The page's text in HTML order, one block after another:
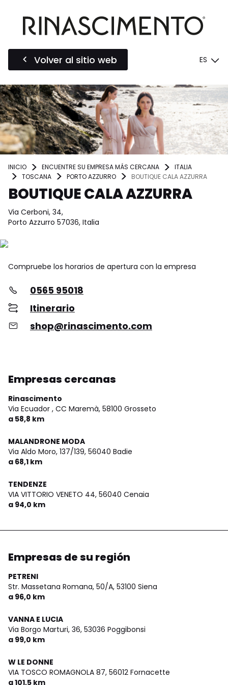
Volver al sitio web ES
INICIO ENCUENTRE SU EMPRESA MÁS CERCANA
ITALIA
TOSCANA
PORTO AZZURRO BOUTIQUE CALA AZZURRA
BOUTIQUE CALA AZZURRA
Via Cerboni, 34,
Porto Azzurro 57036, Italia
Compruebe los horarios de apertura con la empresa
0565 95018
Itinerario
shop@rinascimento.com
Empresas cercanas
Rinascimento
Via Ecuador , CC Maremà, 58100 Grosseto
a 58,8 km
MALANDRONE MODA
Via Aldo Moro, 137/139, 56040 Badie
a 68,1 km
TENDENZE
VIA VITTORIO VENETO 44, 56040 Cenaia
a 94,0 km
Empresas de su región
PETRENI
Str. Massetana Romana, 50/A, 53100 Siena
a 96,0 km
VANNA E LUCIA
Via Borgo Marturi, 36, 53036 Poggibonsi
a 99,0 km
W LE DONNE
VIA TOSCO ROMAGNOLA 87, 56012 Fornacette
a 101,5 km